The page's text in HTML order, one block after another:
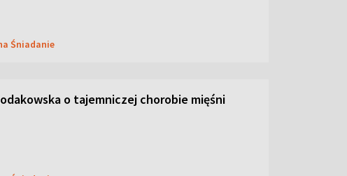
Śniadanie
o tajemniczej chorobie mięśni